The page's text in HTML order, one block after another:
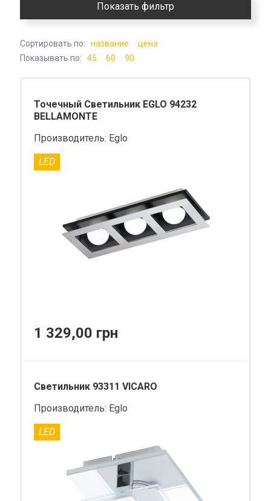
Показать фильтр
Сортировать по: название
цена
Показывать по:
45 60 90
Точечный Светильник EGLO 94232
BELLAMONTE
Производитель: Eglo
LED
1 329,00 грн
Светильник 93311 VICARO
Производитель: Eglo
LED